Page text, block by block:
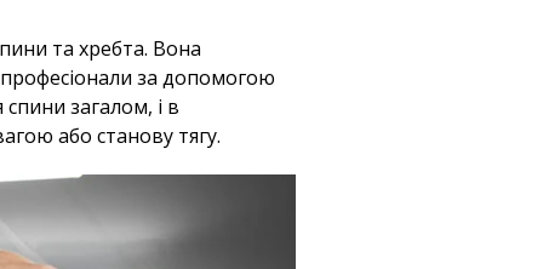
та хребта. Вона
професіонали за допомогою
загалом, і в
або станову тягу.